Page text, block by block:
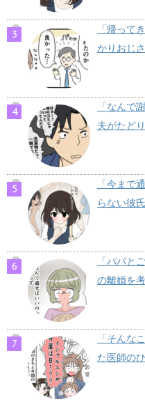
「帰って
かりおじ
「なんで
夫がたど
「今まで
らない彼
「パパと
の離婚を
「そんな
た医師の